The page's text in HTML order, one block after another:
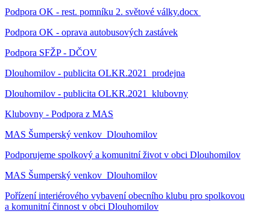
Podpora OK - rest. pomníku 2. světové války.docx
Podpora OK - oprava autobusových zastávek
Podpora SFŽP - DČOV
Dlouhomilov - publicita OLKR.2021_prodejna
Dlouhomilov - publicita OLKR.2021_klubovny
Klubovny - Podpora z MAS
MAS Šumperský venkov_Dlouhomilov
Podporujeme spolkový a komunitní život v obci Dlouhomilov
MAS Šumperský venkov_Dlouhomilov
Pořízení interiérového vybavení obecního klubu pro spolkovou
a komunitní činnost v obci Dlouhomilov